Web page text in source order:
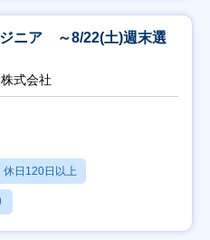
ジニア ～8/22(土)週末選
式会社
休日120日以上